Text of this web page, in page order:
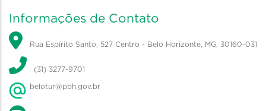
Informações de Contato
Rua Espírito Santo, 527 Centro - Belo Horizonte, MG, 30160-031
(31) 3277-9701
belotur@pbh.gov.br